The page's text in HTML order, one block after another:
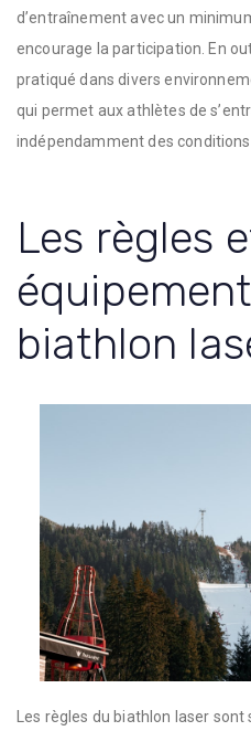
d’entraînement avec un
encourage la participation. En
pratiqué dans divers
qui permet aux athlètes de
indépendamment des
Les règles
biathlon
Les règles du biathlon laser